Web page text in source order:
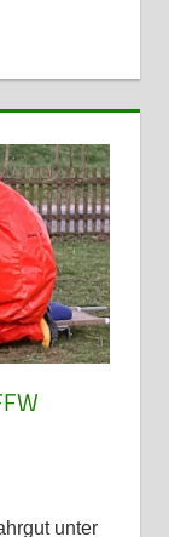
unter